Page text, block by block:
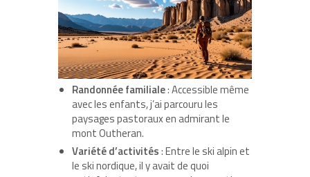
Randonnée familiale: Accessible même
avec les enfants, j’ai parcouru les
paysages pastoraux en admirant le
mont Outheran.
Variété d’activités: Entre le ski alpin et
le ski nordique, il y avait de quoi